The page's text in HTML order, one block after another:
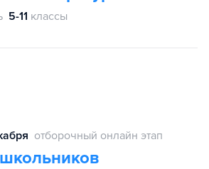
5-11 классы
отборочный онлайн этап